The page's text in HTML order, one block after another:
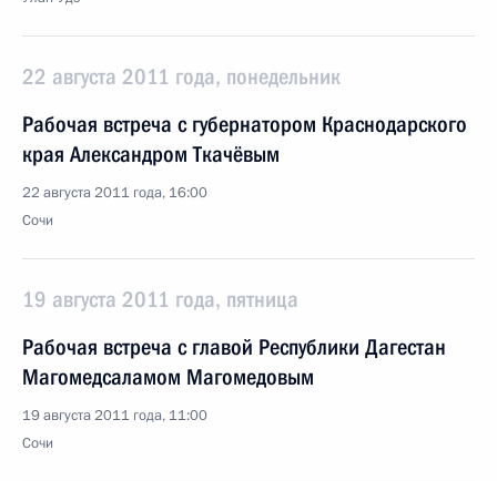
22 августа 2011 года, понедельник
Рабочая встреча с губернатором Краснодарского
края Александром Ткачёвым
22 августа 2011 года, 16:00
Сочи
19 августа 2011 года, пятница
Рабочая встреча с главой Республики Дагестан
Магомедсаламом Магомедовым
19 августа 2011 года, 11:00
Сочи